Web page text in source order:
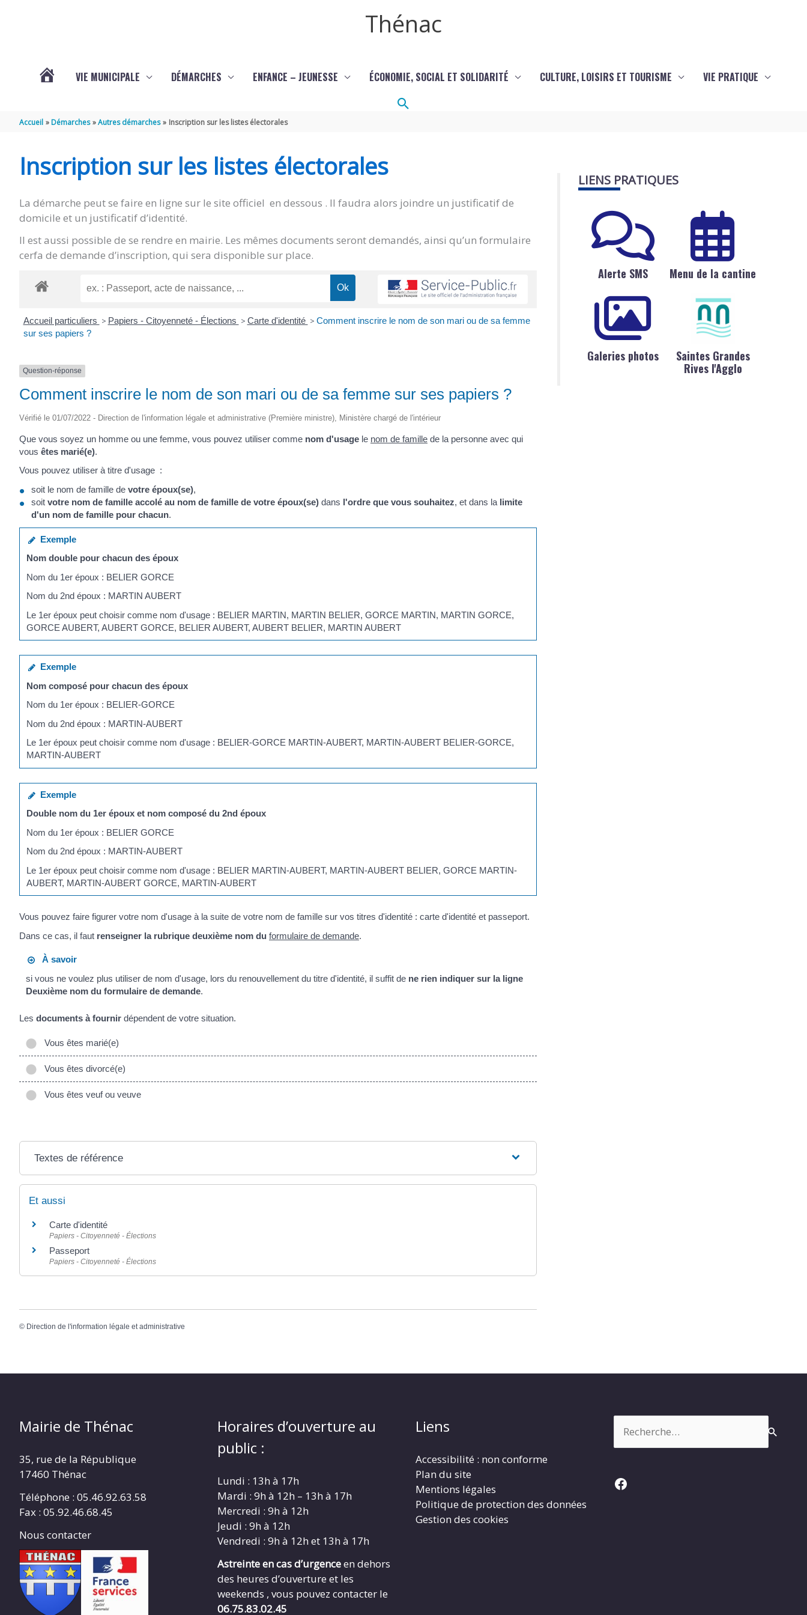
Thénac
THÉNAC
VIE MUNICIPALE DÉMARCHES ENFANCE – JEUNESSE ÉCONOMIE, SOCIAL ET SOLIDARITÉ CULTURE, LOISIRS ET TOURISME VIE PRATIQUE
Rechercher
Accueil Démarches Autres démarches Inscription sur les listes électorales
Inscription sur les listes électorales
La démarche peut se faire en ligne sur le site officiel en dessous . Il faudra alors joindre un justificatif de
domicile et un justificatif d’identité.
Il est aussi possible de se rendre en mairie. Les mêmes documents seront demandés, ainsi qu’un formulaire
cerfa de demande d’inscription, qui sera disponible sur place.
Accueil particuliers > Papiers - Citoyenneté - Élections > Carte d'identité > Comment inscrire le nom de son mari ou de sa femme
sur ses papiers ?
Question-réponse
Comment inscrire le nom de son mari ou de sa femme sur ses papiers ?
Vérifié le 01/07/2022 - Direction de l'information légale et administrative (Première ministre), Ministère chargé de l'intérieur
Que vous soyez un homme ou une femme, vous pouvez utiliser comme nom d'usage le nom de famille de la personne avec qui
vous êtes marié(e).
Vous pouvez utiliser à titre d'usage :
soit le nom de famille de votre époux(se),
soit votre nom de famille accolé au nom de famille de votre époux(se) dans l'ordre que vous souhaitez, et dans la limite
d'un nom de famille pour chacun.
Exemple
Nom double pour chacun des époux
Nom du 1er époux : BELIER GORCE
Nom du 2nd époux : MARTIN AUBERT
Le 1er époux peut choisir comme nom d'usage : BELIER MARTIN, MARTIN BELIER, GORCE MARTIN, MARTIN GORCE,
GORCE AUBERT, AUBERT GORCE, BELIER AUBERT, AUBERT BELIER, MARTIN AUBERT
Exemple
Nom composé pour chacun des époux
Nom du 1er époux : BELIER-GORCE
Nom du 2nd époux : MARTIN-AUBERT
Le 1er époux peut choisir comme nom d'usage : BELIER-GORCE MARTIN-AUBERT, MARTIN-AUBERT BELIER-GORCE,
MARTIN-AUBERT
Exemple
Double nom du 1er époux et nom composé du 2nd époux
Nom du 1er époux : BELIER GORCE
Nom du 2nd époux : MARTIN-AUBERT
Le 1er époux peut choisir comme nom d'usage : BELIER MARTIN-AUBERT, MARTIN-AUBERT BELIER, GORCE MARTIN-
AUBERT, MARTIN-AUBERT GORCE, MARTIN-AUBERT
Vous pouvez faire figurer votre nom d'usage à la suite de votre nom de famille sur vos titres d'identité : carte d'identité et passeport.
Dans ce cas, il faut renseigner la rubrique deuxième nom du formulaire de demande.
À savoir
si vous ne voulez plus utiliser de nom d'usage, lors du renouvellement du titre d'identité, il suffit de ne rien indiquer sur la ligne
Deuxième nom du formulaire de demande.
Les documents à fournir dépendent de votre situation.
Vous êtes marié(e)
Vous êtes divorcé(e)
Vous êtes veuf ou veuve
Textes de référence
Et aussi
Carte d'identité
Papiers - Citoyenneté - Élections
Passeport
Papiers - Citoyenneté - Élections
© Direction de l'information légale et administrative
LIENS PRATIQUES
Alerte SMS Menu de la cantine
Galeries photos
Saintes Grandes
Rives l'Agglo
Mairie de Thénac
35, rue de la République
17460 Thénac
Téléphone : 05.46.92.63.58
Fax : 05.92.46.68.45
Nous contacter
Horaires d’ouverture au
public :
Lundi : 13h à 17h
Mardi : 9h à 12h – 13h à 17h
Mercredi : 9h à 12h
Jeudi : 9h à 12h
Vendredi : 9h à 12h et 13h à 17h
Astreinte en cas d’urgenceen dehors
des heures d’ouverture et les
weekends , vous pouvez contacter le
06.75.83.02.45
Liens
Accessibilité : non conforme
Plan du site
Mentions légales
Politique de protection des données
Gestion des cookies
Facebook